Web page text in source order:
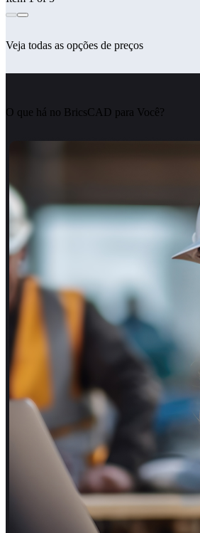
Veja todas as opções de preços
O que há no BricsCAD para Você?